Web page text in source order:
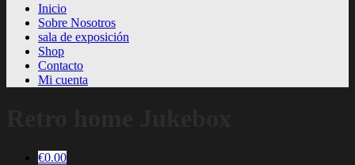
Inicio
Sobre Nosotros
sala de exposición
Shop
Contacto
Mi cuenta
€0.00